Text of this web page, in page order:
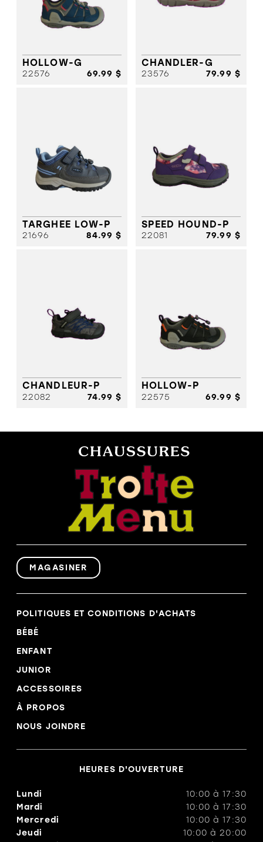
HOLLOW-G
22576 69.99 $
CHANDLER-G
23576 79.99 $
TARGHEE LOW-P
21696 84.99 $
SPEED HOUND-P
22081 79.99 $
CHANDLEUR-P
22082 74.99 $
HOLLOW-P
22575 69.99 $
MAGASINER
POLITIQUES ET CONDITIONS D'ACHATS
BÉBÉ
ENFANT
JUNIOR
ACCESSOIRES
À PROPOS
NOUS JOINDRE
HEURES D'OUVERTURE
Lundi 10:00 à17:30
Mardi
10:00 à17:30
Mercredi
10:00 à17:30
Jeudi
10:00 à20:00